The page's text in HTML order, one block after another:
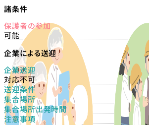
諸条件
保護者の参加
可能
企業による送迎
企業送迎
対応不可
送迎条件
集合場所
集合場所出発時間
注意事項